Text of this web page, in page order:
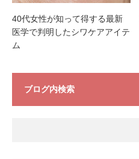
40代女性が知って得する最新
医学で判明したシワケアアイテ
ム
ブログ内検索